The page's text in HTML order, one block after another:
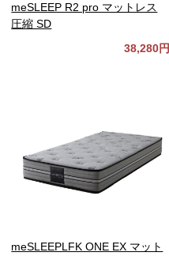
meSLEEP R2 pro マットレス
圧縮 SD
38,280円
meSLEEPLFK ONE EX マット